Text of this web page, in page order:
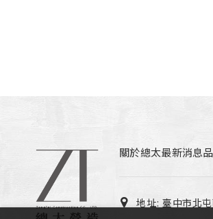
關於總太最新消息
地址: 臺中市北